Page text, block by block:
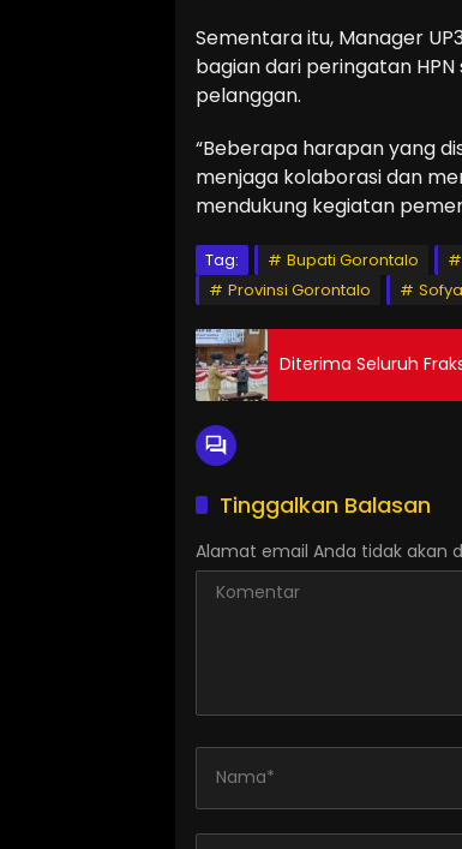
Sementara itu, Manager
bagian dari peringatan
pelanggan.
“Beberapa harapan yang
menjaga kolaborasi dan
mendukung kegiatan
Tag: Bupati Gorontalo
Provinsi Gorontalo
Tinggalkan Balasan
Alamat email Anda tidak akan